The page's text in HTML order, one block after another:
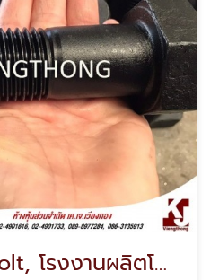
โรงงานผลิต Bolt, โรงงานผลิตโบลท์